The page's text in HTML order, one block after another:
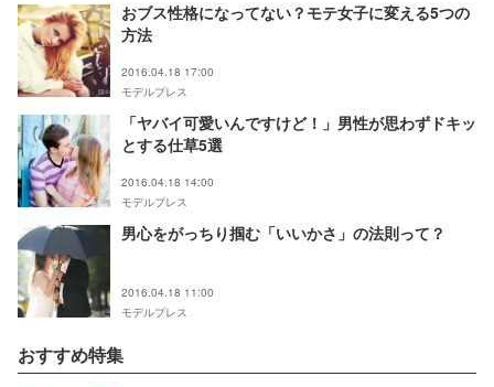
おブス性格になってない？モテ女子に変える5つの
方法
2016.04.18 17:00
モデルプレス
「ヤバイ可愛いんですけど！」男性が思わずドキッ
とする仕草5選
2016.04.18 14:00
モデルプレス
男心をがっちり掴む「いいかさ」の法則って？
2016.04.18 11:00
モデルプレス
おすすめ特集